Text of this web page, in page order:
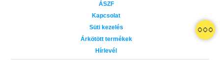
Grace and Glory - Kegyelem és
Különleges éldekorált kiadás!
Bad Girl Reputation
ÁSZF
Kapcsolat
Süti kezelés
Árkötött termékek
Hírlevél